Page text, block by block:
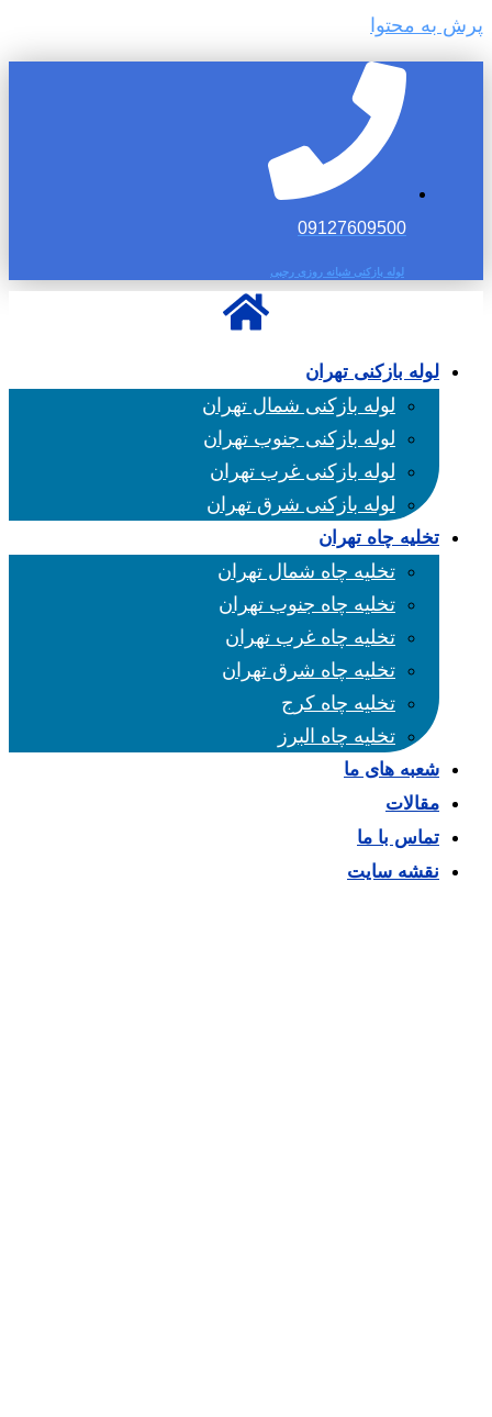
پرش به محتوا
09127609500
لوله بازکنی شبانه روزی رجبی
لوله بازکنی تهران
لوله بازکنی شمال تهران
لوله بازکنی جنوب تهران
لوله بازکنی غرب تهران
لوله بازکنی شرق تهران
تخلیه چاه تهران
تخلیه چاه شمال تهران
تخلیه چاه جنوب تهران
تخلیه چاه غرب تهران
تخلیه چاه شرق تهران
تخلیه چاه کرج
تخلیه چاه البرز
شعبه های ما
مقالات
تماس با ما
نقشه سایت